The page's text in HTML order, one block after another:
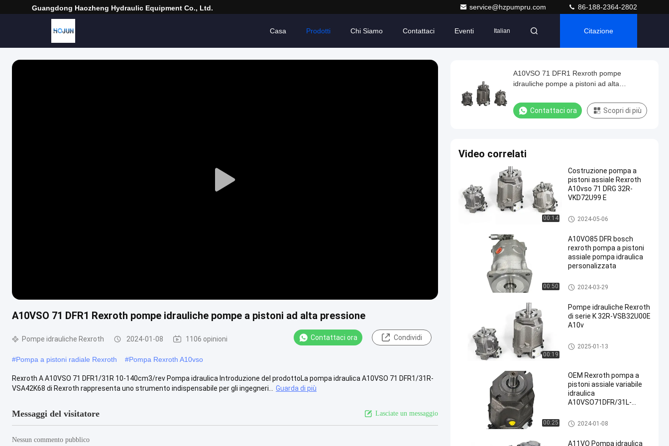
Guangdong Haozheng Hydraulic Equipment Co., Ltd. service@hzpumpru.com 86-188-2364-2802
Casa Prodotti Chi Siamo Contattaci Eventi Italian Citazione
Play
A10VSO 71 DFR1 Rexroth pompe idrauliche pompe a pistoni ad alta pressione
Pompe idrauliche Rexroth 2024-01-08 1106 opinioni Contattaci ora Condividi
#Pompa a pistoni radiale Rexroth #Pompa Rexroth A10vso
Rexroth A A10VSO 71 DFR1/31R 10-140cm3/rev Pompa idraulica Introduzione del prodottoLa pompa idraulica A10VSO 71 DFR1/31R-
VSA42K68 di Rexroth rappresenta uno strumento indispensabile per gli ingegneri...
Guarda di più
Messaggi del visitatore Lasciate un messaggio
Nessun commento pubblico
A10VSO 71 DFR1 Rexroth pompe
idrauliche pompe a pistoni ad alta
Contattaci ora Scopri di più
Video correlati
00:14
Costruzione pompa a
pistoni assiale Rexroth
A10vso 71 DRG 32R-
VKD72U99 E
Pompe idrauliche Rexroth
2024-05-06
00:50
A10VO85 DFR bosch
rexroth pompa a pistoni
assiale pompa idraulica
personalizzata
Pompe idrauliche Rexroth
2024-03-29
00:19
Pompe idrauliche Rexroth
di serie K 32R-VSB32U00E
A10v
Pompe idrauliche Rexroth
2025-01-13
00:25
OEM Rexroth pompa a
pistoni assiale variabile
idraulica
A10VSO71DFR/31L-
Pompe idrauliche Rexroth
2024-01-08
A11VO Pompa idraulica